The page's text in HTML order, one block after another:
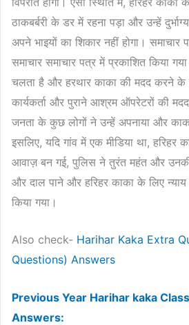
ठाकबर्बरी के डर में रहना पड़ा और उन्हें
अपने भाइयों का शिकार नहीं होगा।
समाचार समाचार पत्र में प्रकाशित किया
चलता है और हरथार काका की मदद करने के
कार्यकर्ता और पुराने आश्रम ऑपरेटरों की
जनता के कुछ लोगों ने उन्हें अपनाया और काका
इसलिए, यदि गांव में एक मीडिया था, हरिहर
आवाज़ बन गई, पुलिस ने तुरंत महंत और
और दाल पाने और हरिहर काका के लिए
किया गया।
Also check- Harihar Kaka Extra
Questions) Answers
Previous Year Harihar kaka
Answers: